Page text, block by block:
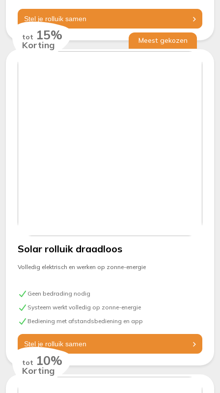
Stel je rolluik samen
tot 15%
Korting Meest gekozen
Solar rolluik draadloos
Volledig elektrisch en werken op zonne-energie
Geen bedrading nodig
Systeem werkt volledig op zonne-energie
Bediening met afstandsbediening en app
Stel je rolluik samen
tot 10%
Korting